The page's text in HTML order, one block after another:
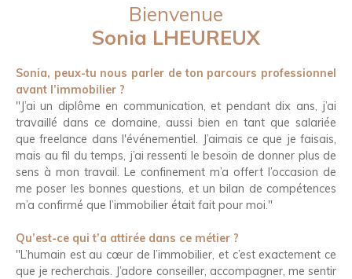
Bienvenue
Sonia LHEUREUX
Sonia, peux-tu nous parler de ton parcours professionnel
avant l’immobilier ?
"J’ai un diplôme en communication, et pendant dix ans, j’ai
travaillé dans ce domaine, aussi bien en tant que salariée
que freelance dans l'événementiel. J’aimais ce que je faisais,
mais au fil du temps, j’ai ressenti le besoin de donner plus de
sens à mon travail. Le confinement m’a offert l’occasion de
me poser les bonnes questions, et un bilan de compétences
m’a confirmé que l’immobilier était fait pour moi."
Qu’est-ce qui t’a attirée dans ce métier ?
"L’humain est au cœur de l’immobilier, et c’est exactement ce
que je recherchais. J’adore conseiller, accompagner, me sentir